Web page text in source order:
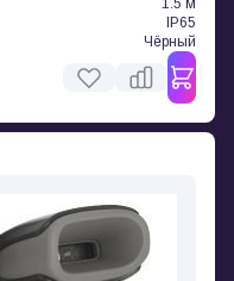
1.5 м
IP65
Чёрный